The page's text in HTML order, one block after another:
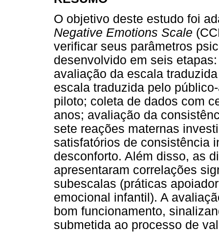
O objetivo deste estudo foi
Negative Emotions Scale
verificar seus parâmetros
desenvolvido em seis
avaliação da escala
escala traduzida pelo
piloto; coleta de dados com
anos; avaliação da
sete reações maternas
satisfatórios de consistência
desconforto. Além disso, as
apresentaram correlações
subescalas (práticas
emocional infantil). A
bom funcionamento,
submetida ao processo de